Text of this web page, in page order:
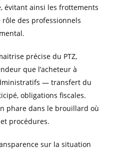
évitant ainsi les frottements
des professionnels
précise du PTZ,
que l’acheteur à
— transfert du
obligations fiscales.
phare dans le brouillard où
procédures.
sur la situation